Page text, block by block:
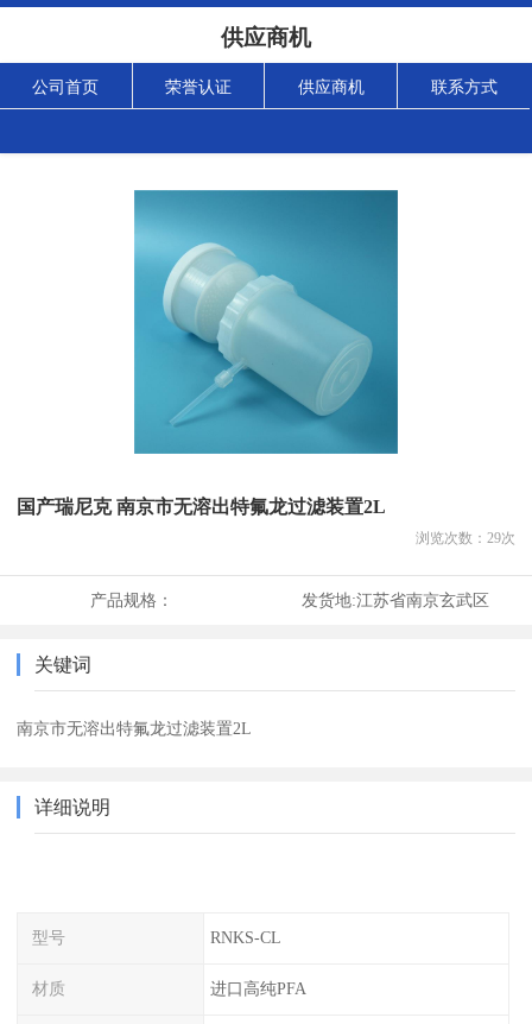
供应商机
公司首页 荣誉认证 供应商机 联系方式
国产瑞尼克 南京市无溶出特氟龙过滤装置2L
浏览次数： 29次
产品规格： 发货地:江苏省南京玄武区
关键词
南京市无溶出特氟龙过滤装置2L
详细说明
型号 RNKS-CL
材质 进口高纯PFA